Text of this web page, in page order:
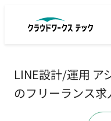
LINE設計/運用 ア
のフリーランス